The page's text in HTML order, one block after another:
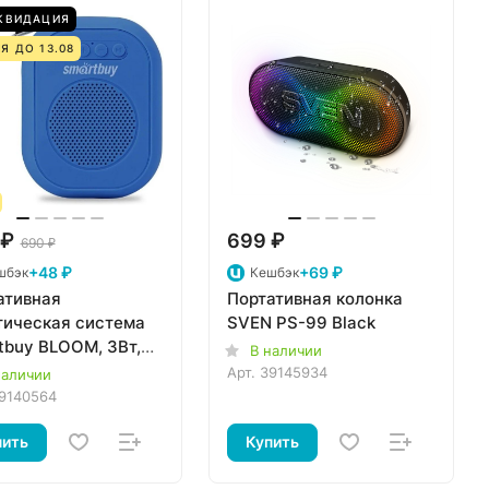
ДО 13.08
690 ₽
+48 ₽
система
BLOOM, 3Вт,
MP3, FM-
синяя (SBS-150)
699 ₽
Кешбэк+69 ₽
Портативная колонка
SVEN PS-99 Black
В наличии
Арт. 39145934
Купить